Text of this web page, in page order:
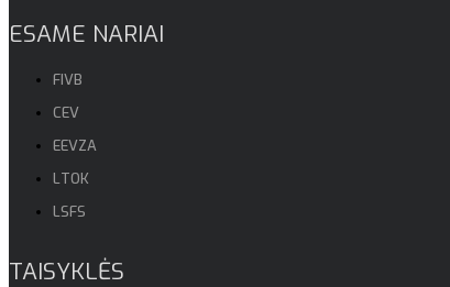
ESAME NARIAI
FIVB
CEV
EEVZA
LTOK
LSFS
TAISYKLĖS